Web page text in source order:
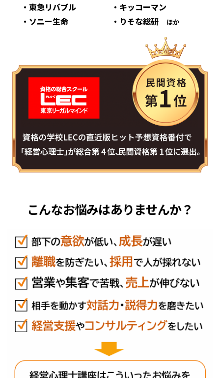
・東急リバブル
・キッコーマン
・ソニー生命
・りそな総研 ほか
こんなお悩みはありませんか？